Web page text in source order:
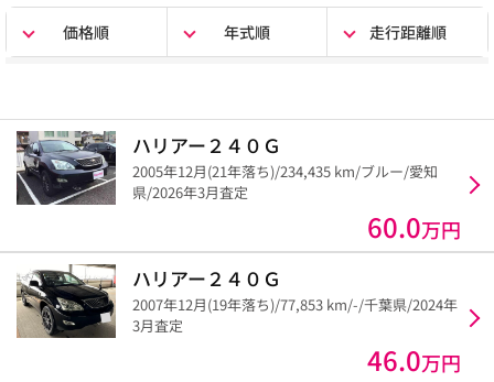
価格順 年式順 走行距離順
ハリアー２４０Ｇ
2005年12月(21年落ち)/234,435 km/ブルー/愛知
県/2026年3月査定
60.0万円
ハリアー２４０Ｇ
2007年12月(19年落ち)/77,853 km/-/千葉県/2024年
3月査定
46.0万円